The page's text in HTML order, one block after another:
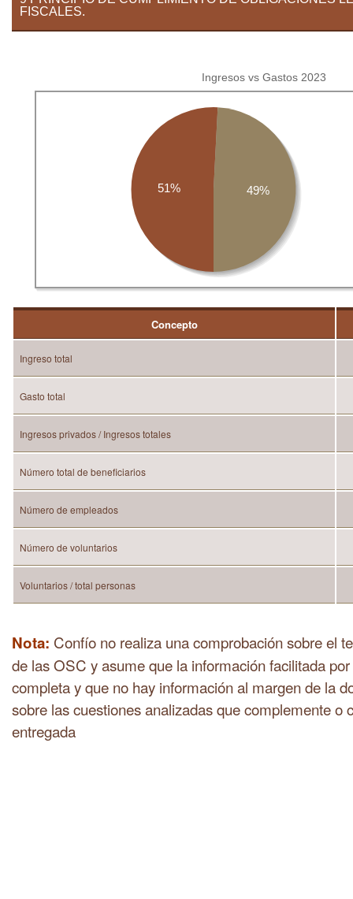
FISCALES.
Ingresos vs Gastos 2023
51% 49%
Concepto
Ingreso total
Gasto total
Ingresos privados / Ingresos totales
Número total de beneficiarios
Número de empleados
Número de voluntarios
Voluntarios / total personas
Nota: Confío no realiza una comprobación sobre el
de las OSC y asume que la información facilitada
completa y que no hay información al margen de la
sobre las cuestiones analizadas que complemente o
entregada